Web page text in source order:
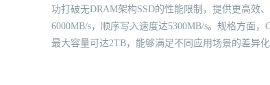
功打破无DRAM架构SSD的性能限制，提供更高效
6000MB/s，顺序写入速度达5300MB/s。规格方面
最大容量可达2TB，能够满足不同应用场景的差异化